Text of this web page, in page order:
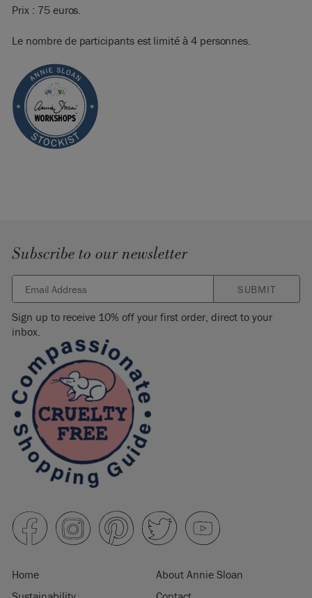
Prix : 75 euros.
Le nombre de participants est limité à 4 personnes.
Subscribe to our newsletter
SUBMIT
Sign up to receive 10% off your first order, direct to your
inbox.
Home
About Annie Sloan